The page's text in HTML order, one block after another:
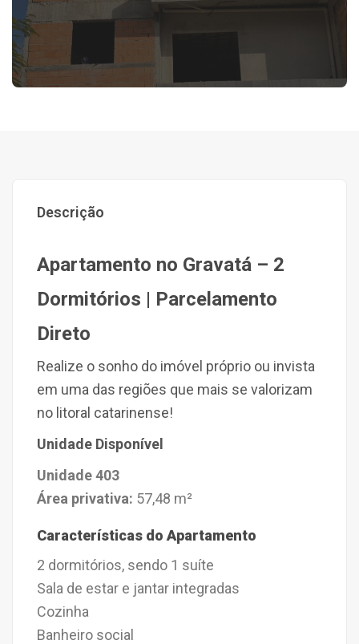
Descrição
Apartamento no Gravatá – 2
Dormitórios | Parcelamento
Direto
Realize o sonho do imóvel próprio ou invista
em uma das regiões que mais se valorizam
no litoral catarinense!
Unidade Disponível
Unidade 403
Área privativa: 57,48 m²
Características do Apartamento
2 dormitórios, sendo 1 suíte
Sala de estar e jantar integradas
Cozinha
Banheiro social